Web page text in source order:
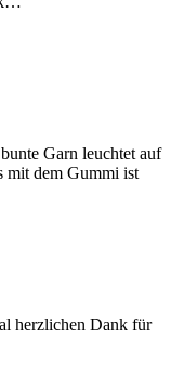
Garn leuchtet auf
mit dem Gummi ist
herzlichen Dank für